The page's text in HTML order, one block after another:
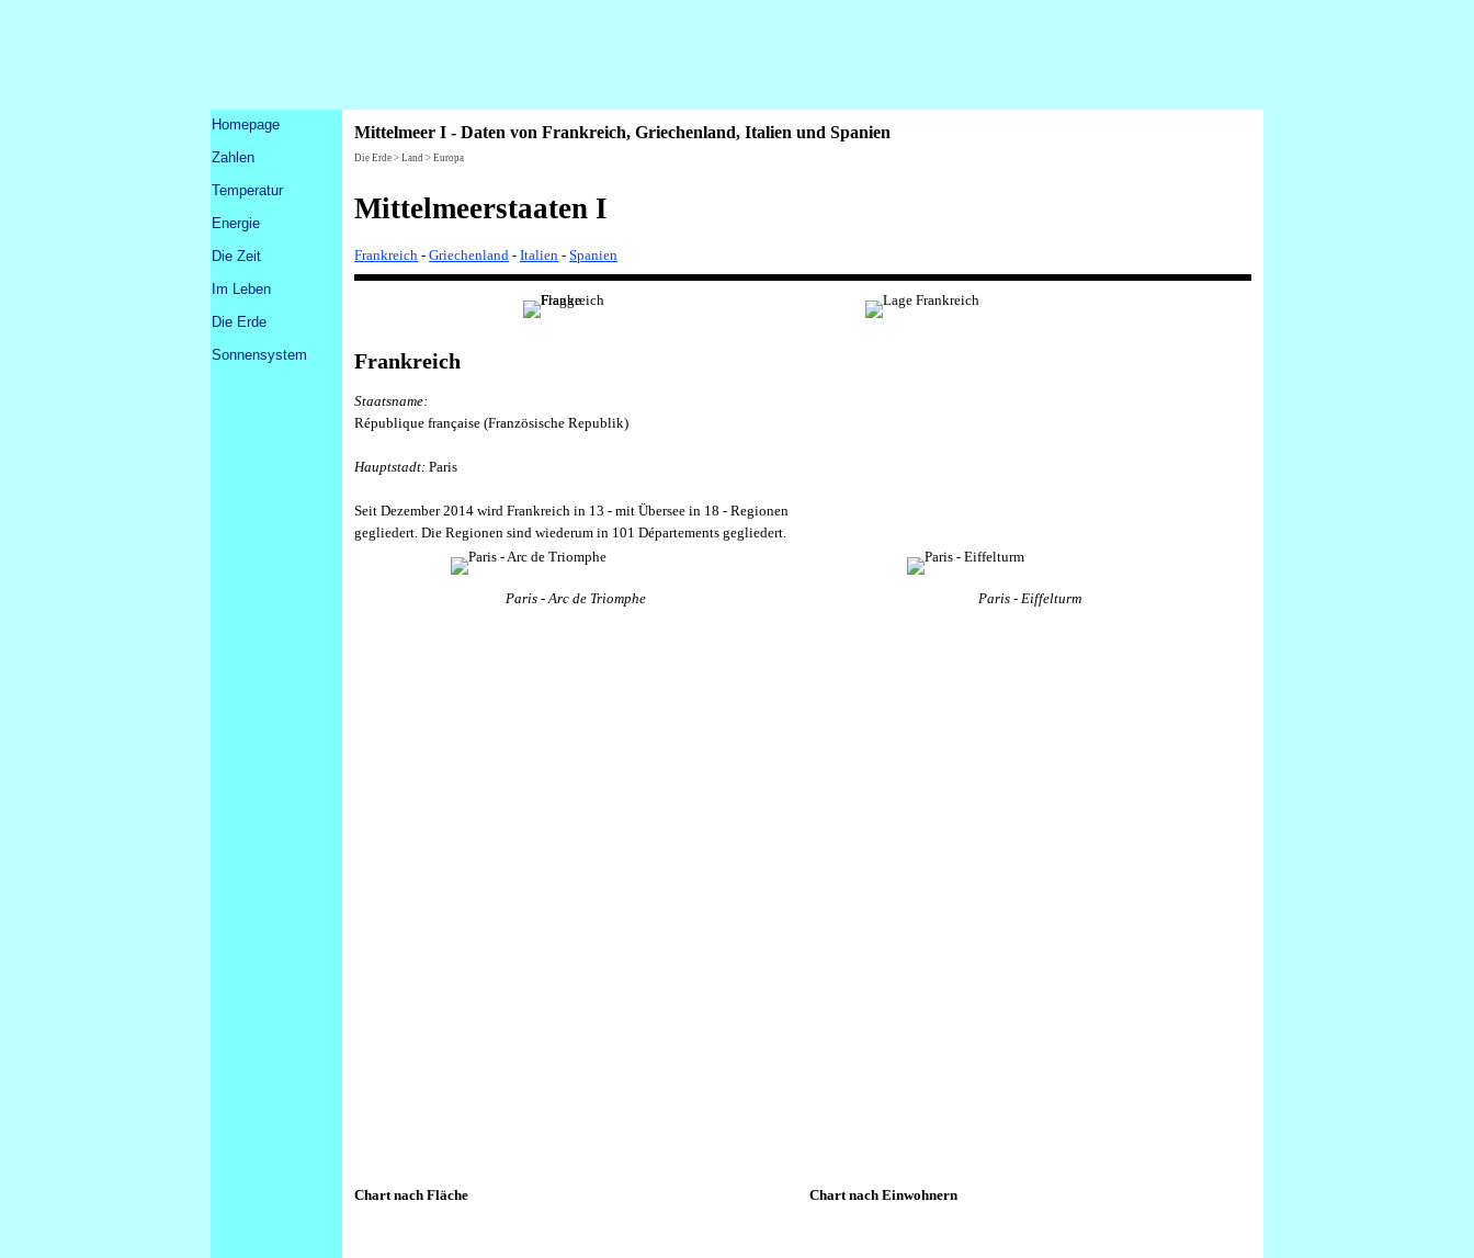
Menü überspringen
Homepage
Zahlen
Temperatur
Energie
Die Zeit
Im Leben
Die Erde
Sonnensystem
Mittelmeer I - Daten von Frankreich, Griechenland, Italien und Spanien
Die Erde > Land > Europa
Mittelmeerstaaten I
Frankreich -Griechenland -Italien -Spanien
Frankreich
Staatsname:
République française (Französische Republik)
Hauptstadt: Paris
Seit Dezember 2014 wird Frankreich in 13 - mit Übersee in 18 - Regionen
gegliedert. Die Regionen sind wiederum in 101 Départements gegliedert.
Paris - Arc de Triomphe Paris - Eiffelturm
Chart nach Fläche Chart nach Einwohnern